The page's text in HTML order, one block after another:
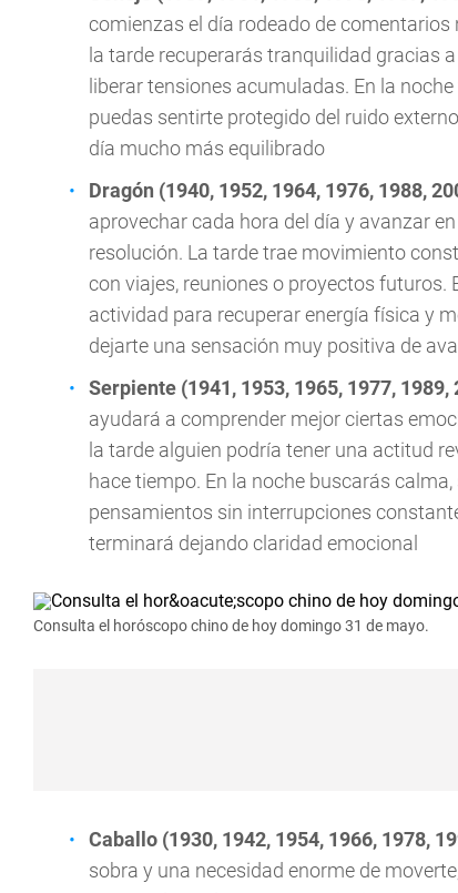
comienzas el día rodeado de
la tarde recuperarás tranquilidad gracias
liberar tensiones acumuladas. En la
puedas sentirte protegido del ruido
día mucho más equilibrado
Dragón (1940, 1952, 1964, 1976, 1988,
aprovechar cada hora del día y avanzar
resolución. La tarde trae movimiento
con viajes, reuniones o proyectos
actividad para recuperar energía física y
dejarte una sensación muy positiva de
Serpiente (1941, 1953, 1965, 1977, 1989,
ayudará a comprender mejor ciertas
la tarde alguien podría tener una actitud
hace tiempo. En la noche buscarás
pensamientos sin interrupciones
terminará dejando claridad emocional
Consulta el horóscopo chino de hoy domingo 31 de mayo.
Caballo (1930, 1942, 1954, 1966, 1978,
sobra y una necesidad enorme de